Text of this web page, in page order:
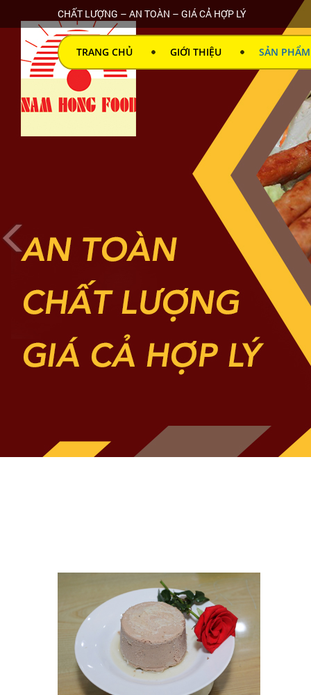
CHẤT LƯỢNG – AN TOÀN – GIÁ CẢ HỢP LÝ
TRANG CHỦ GIỚI THIỆU SẢN PHẨM